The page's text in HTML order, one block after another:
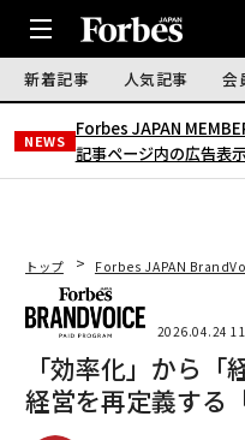
新着記事 人気記事 会
NEWS
Forbes JAPAN
記事ページ内の広告表
トップ Forbes JAPAN
2026.04.24
「効率化」から
経営を再定義する